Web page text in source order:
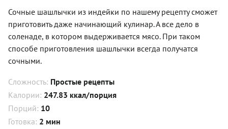
Сочные шашлычки из индейки по нашему рецепту сможет
приготовить даже начинающий кулинар. А все дело в
соленаде, в котором выдерживается мясо. При таком
способе приготовления шашлычки всегда получатся
сочными.
Сложность: Простые рецепты
Калории: 247.83 ккал/порция
Порций: 10
Готовка: 2 мин